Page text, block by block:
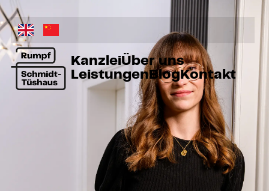
KanzleiÜber uns
LeistungenBlog Kontakt